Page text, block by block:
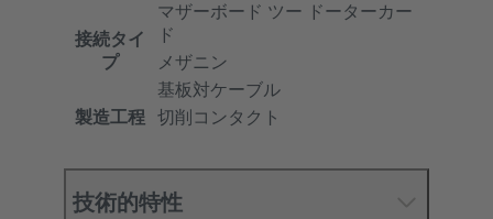
接続タイ
プ
マザーボード ツー ドーターカー
ド
メザニン
基板対ケーブル
製造工程
切削コンタクト
技術的特性